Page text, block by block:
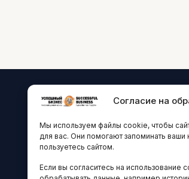
Согласие на
Мы используем файлы cookie, чтобы
для вас. Они помогают запоминать ваши
пользуетесь сайтом.
Если вы согласитесь на
ТЕХНОЛОГИИ И
ИННОВАЦИИ
Стартапы и исследования
Цифровая экономика